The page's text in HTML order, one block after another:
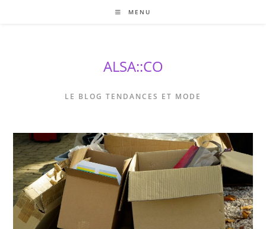
MENU
ALSA::CO
LE BLOG TENDANCES ET MODE